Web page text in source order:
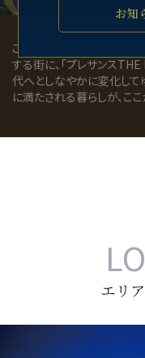
お知
この魅力あふれる街並みと
する街に、「プレサンス
代へとしなやかに変化して
に満たされる暮らしが、こ
エリ